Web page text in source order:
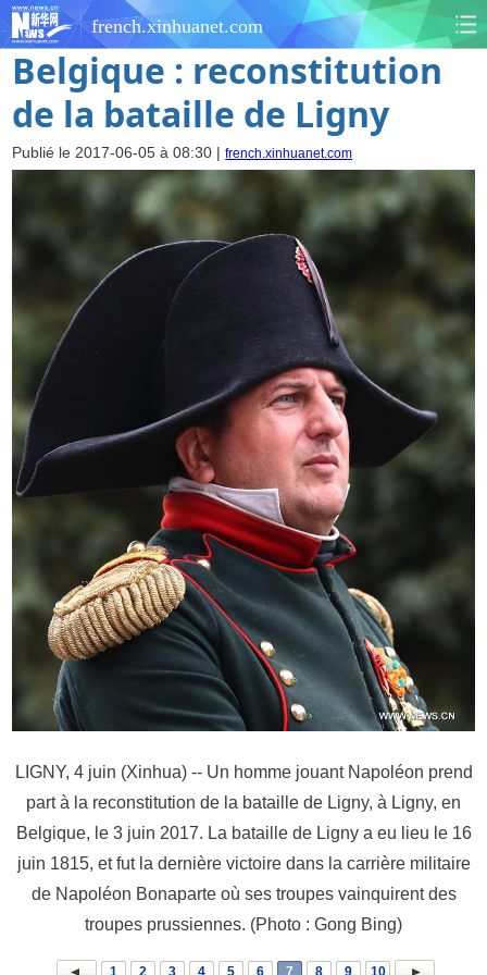
french.xinhuanet.com
Belgique : reconstitution
de la bataille de Ligny
Publié le 2017-06-05 à 08:30 |french.xinhuanet.com
LIGNY, 4 juin (Xinhua) -- Un homme jouant Napoléon prend
part à la reconstitution de la bataille de Ligny, à Ligny, en
Belgique, le 3 juin 2017. La bataille de Ligny a eu lieu le 16
juin 1815, et fut la dernière victoire dans la carrière militaire
de Napoléon Bonaparte où ses troupes vainquirent des
troupes prussiennes. (Photo : Gong Bing)
1 2 3 4 5 6 7 8 9 10